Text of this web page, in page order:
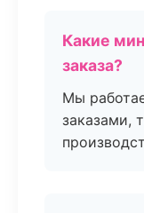
Какие
заказа?
Мы
заказами,